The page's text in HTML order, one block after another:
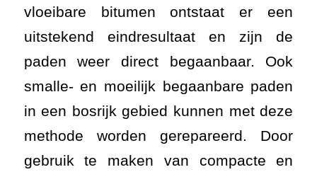
vloeibare bitumen ontstaat er een
uitstekend eindresultaat en zijn de
paden weer direct begaanbaar. Ook
smalle- en moeilijk begaanbare paden
in een bosrijk gebied kunnen met deze
methode worden gerepareerd. Door
gebruik te maken van compacte en